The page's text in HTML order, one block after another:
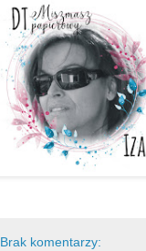
Brak komentarzy: